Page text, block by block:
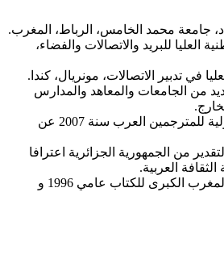
جامعة محمد الخامس، الرباط، المغرب.
العليا للبريد والاتصالات والفضاء،
في تدبير الاتصالات، مونريال، كندا.
من الجامعات والمعاهد والمدارس
كرمته الجمعية الدولية للمترجمين العرب سنة 2007 عن
من الجمهورية الجزائرية اعترافا
العربية.
حاصل على جائزة المغرب الكبرى للكتاب عامي 1996 و